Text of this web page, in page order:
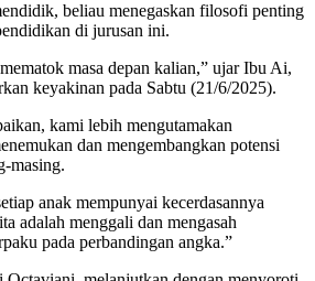
beliau menegaskan filosofi penting
di jurusan ini.
masa depan kalian,” ujar Ibu Ai,
keyakinan pada Sabtu (21/6/2025).
kami lebih mengutamakan
dan mengembangkan potensi
masing.
anak mempunyai kecerdasannya
adalah menggali dan mengasah
pada perbandingan angka.”